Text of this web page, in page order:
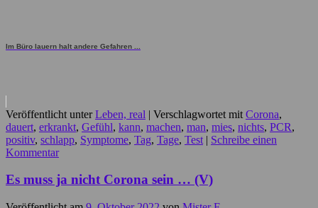
Im Büro lauern halt andere Gefahren ...
Veröffentlicht unter Leben, real | Verschlagwortet mit Corona,
dauert, erkrankt, Gefühl, kann, machen, man, mies, nichts, PCR,
positiv, schlapp, Symptome, Tag, Tage, Test | Schreibe einen
Kommentar
Es muss ja nicht Corona sein … (V)